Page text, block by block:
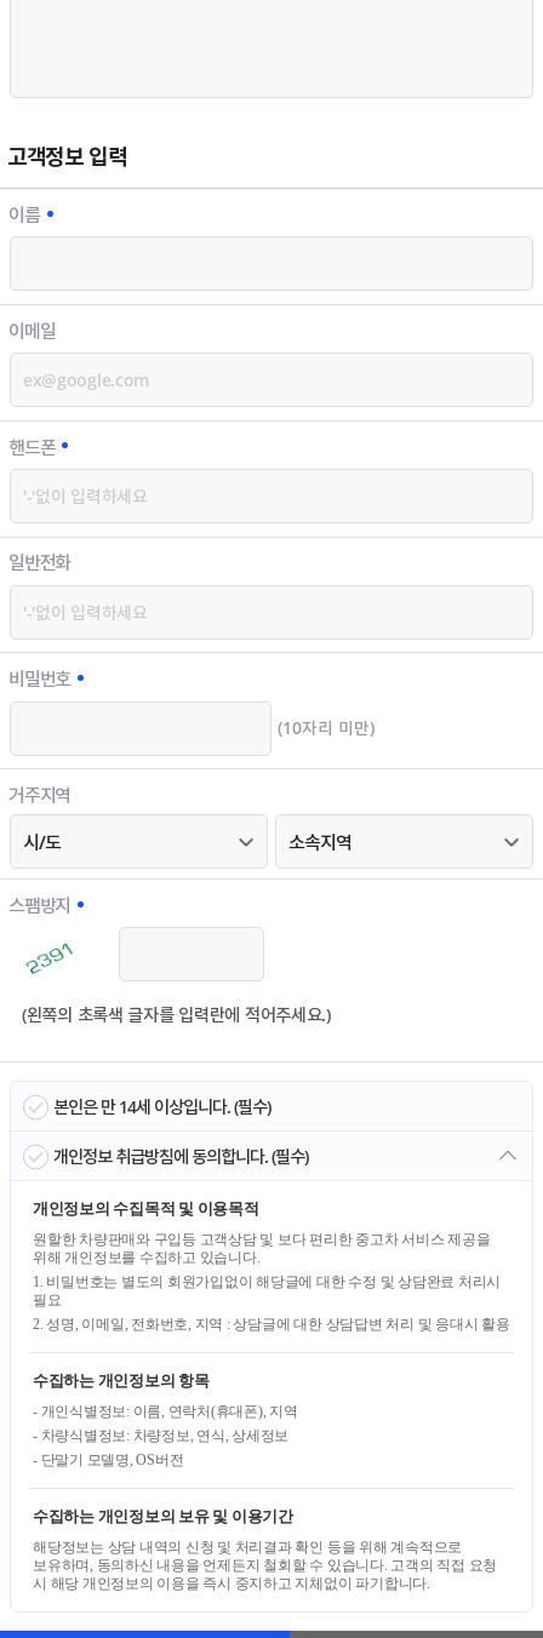
고객정보 입력
이름
이메일
핸드폰
일반전화
비밀번호
(10자리 미만)
거주지역
스팸방지
(왼쪽의 초록색 글자를 입력란에 적어주세요.)
본인은 만 14세 이상입니다. (필수)
개인정보 취급방침에 동의합니다. (필수)
개인정보의 수집목적 및 이용목적
원할한 차량판매와 구입등 고객상담 및 보다 편리한 중고차 서비스 제공을
위해 개인정보를 수집하고 있습니다.
1. 비밀번호는 별도의 회원가입없이 해당글에 대한 수정 및 상담완료 처리시
필요
2. 성명, 이메일, 전화번호, 지역 : 상담글에 대한 상담답변 처리 및 응대시 활용
수집하는 개인정보의 항목
- 개인식별정보: 이름, 연락처(휴대폰), 지역
- 차량식별정보: 차량정보, 연식, 상세정보
- 단말기 모델명, OS버전
수집하는 개인정보의 보유 및 이용기간
해당정보는 상담 내역의 신청 및 처리결과 확인 등을 위해 계속적으로
보유하며, 동의하신 내용을 언제든지 철회할 수 있습니다. 고객의 직접 요청
시 해당 개인정보의 이용을 즉시 중지하고 지체없이 파기합니다.